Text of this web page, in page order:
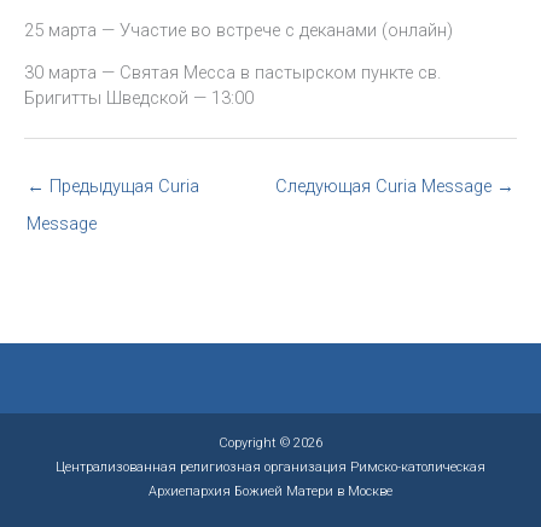
25 марта — Участие во встрече с деканами (онлайн)
30 марта — Святая Месса в пастырском пункте св.
Бригитты Шведской — 13:00
← Предыдущая Curia
Message
Следующая Curia Message →
Copyright © 2026
Централизованная религиозная организация Римско-католическая
Архиепархия Божией Матери в Москве